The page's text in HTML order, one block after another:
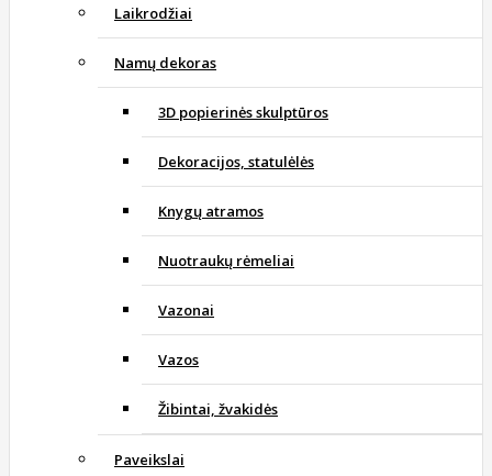
Laikrodžiai
Namų dekoras
3D popierinės skulptūros
Dekoracijos, statulėlės
Knygų atramos
Nuotraukų rėmeliai
Vazonai
Vazos
Žibintai, žvakidės
Paveikslai